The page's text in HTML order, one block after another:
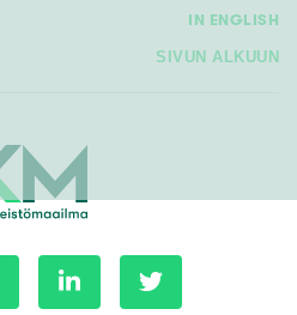
IN ENGLISH
SIVUN ALKUUN